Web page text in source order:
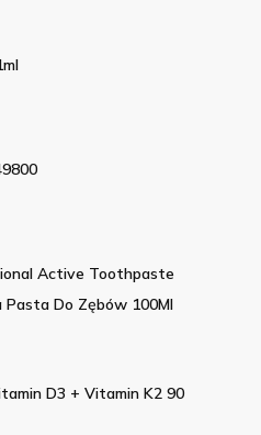
Active Toothpaste
Pasta Do Zębów 100Ml
D3 + Vitamin K2 90